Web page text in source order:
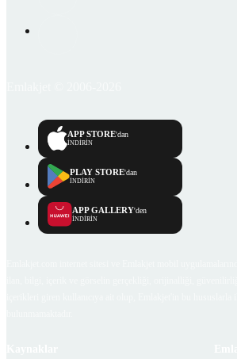
APP STORE'dan
İNDİRİN
PLAY STORE'dan
İNDİRİN
APP GALLERY'den
İNDİRİN